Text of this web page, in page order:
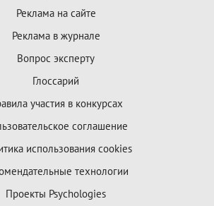
Реклама на сайте
Реклама в журнале
Вопрос эксперту
Глоссарий
участия в конкурсах
соглашение
использования cookies
технологии
Проекты Psychologies